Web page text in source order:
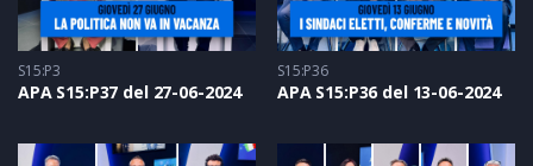
S15:P3
APA S15:P37 del 27-06-2024
S15:P36
APA S15:P36 del 13-06-2024